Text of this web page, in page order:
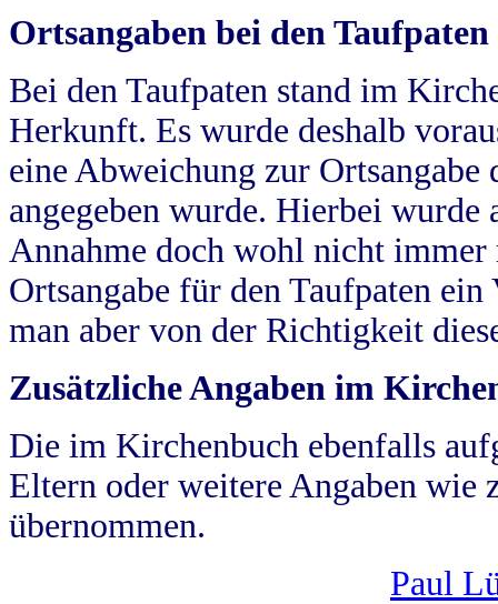
Ortsangaben bei den Taufpaten
Bei den Taufpaten stand im
Herkunft. Es wurde deshalb
eine Abweichung zur
angegeben wurde. Hierbei wurde
Annahme doch wohl nicht
Ortsangabe für den Taufpaten
man aber von der Richtigkeit
Zusätzliche Angaben im
Die im Kirchenbuch ebenfalls
Eltern oder weitere Angaben wie
übernommen.
Paul